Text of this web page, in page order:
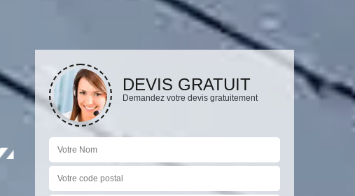
DEVIS GRATUIT
Demandez votre devis gratuitement